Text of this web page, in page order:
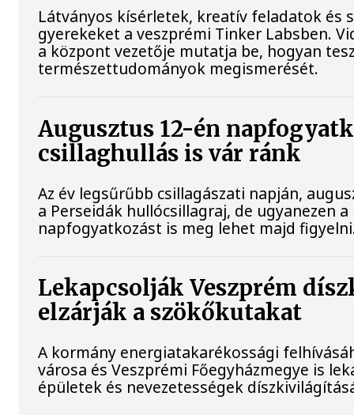
Látványos kísérletek, kreatív feladatok és
gyerekeket a veszprémi Tinker Labsben.
a központ vezetője mutatja be, hogyan
természettudományok megismerését.
Augusztus 12-én
csillaghullás is vár ránk
Az év legsűrűbb csillagászati napján,
a Perseidák hullócsillagraj, de ugyanezen
napfogyatkozást is meg lehet majd
Lekapcsolják Veszprém
elzárják a szökőkutakat
A kormány energiatakarékossági
városa és Veszprémi Főegyházmegye is
épületek és nevezetességek